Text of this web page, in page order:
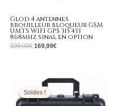
Glod 4 antennes
brouilleur bloqueur GSM
UMTS WIFI GPS 315 433
868mhz sinal en option
399,00€ 169,99€
Soldes !
Soldes !
Le
prix
initial
était :
4.999,00€.
Le
prix
actuel
est :
2.299,99€.